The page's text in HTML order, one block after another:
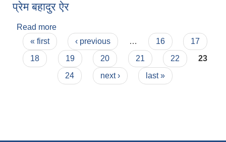
प्रेम बहादुर ऐर
Read more
Pages
« first ‹ previous … 16
17
18
19 20 21 22
23
24
next › last »